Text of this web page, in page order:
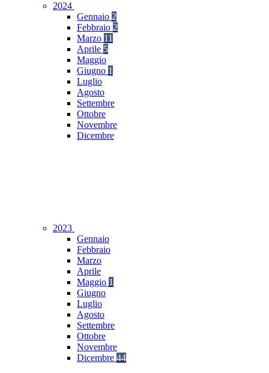
2024
Gennaio 2
Febbraio 2
Marzo 11
Aprile 5
Maggio
Giugno 1
Luglio
Agosto
Settembre
Ottobre
Novembre
Dicembre
2023
Gennaio
Febbraio
Marzo
Aprile
Maggio 1
Giugno
Luglio
Agosto
Settembre
Ottobre
Novembre
Dicembre 44